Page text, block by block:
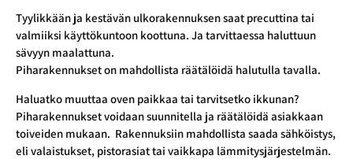
Tyylikkään ja kestävän ulkorakennuksen saat precuttina tai
valmiiksi käyttökuntoon koottuna. Ja tarvittaessa haluttuun
sävyyn maalattuna.
Piharakennukset on mahdollista räätälöidä halutulla tavalla.
Haluatko muuttaa oven paikkaa tai tarvitsetko ikkunan?
Piharakennukset voidaan suunnitella ja räätälöidä asiakkaan
toiveiden mukaan. Rakennuksiin mahdollista saada sähköistys,
eli valaistukset, pistorasiat tai vaikkapa lämmitysjärjestelmän.